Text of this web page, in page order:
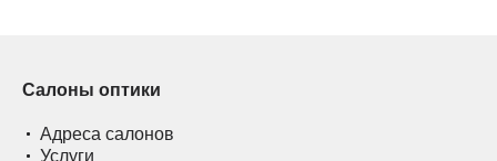
Салоны оптики
Адреса салонов
Услуги